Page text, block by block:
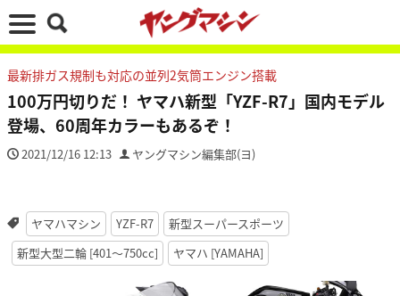
最新排ガス規制も対応の並列2気筒エンジン搭載
100万円切りだ！ ヤマハ新型「YZF-R7」国内モデル
登場、60周年カラーもあるぞ！
2021/12/16 12:13 ヤングマシン編集部(ヨ)
ヤマハマシン YZF-R7
新型スーパースポーツ
新型大型二輪 [401〜750cc]
ヤマハ [YAMAHA]